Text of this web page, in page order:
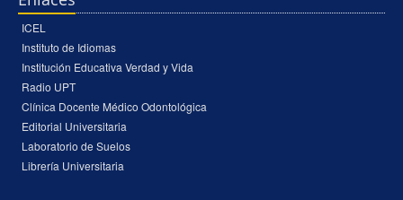
ICEL
Instituto de Idiomas
Institución Educativa Verdad y Vida
Radio UPT
Clínica Docente Médico Odontológica
Editorial Universitaria
Laboratorio de Suelos
Librería Universitaria